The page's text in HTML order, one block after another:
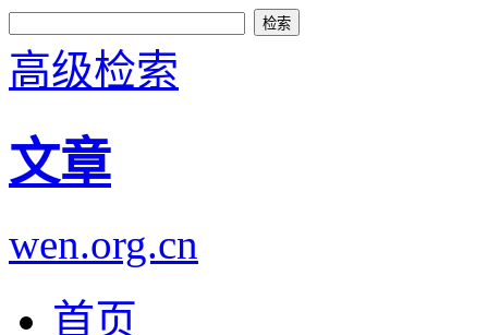
高级检索
文章
wen.org.cn
首页